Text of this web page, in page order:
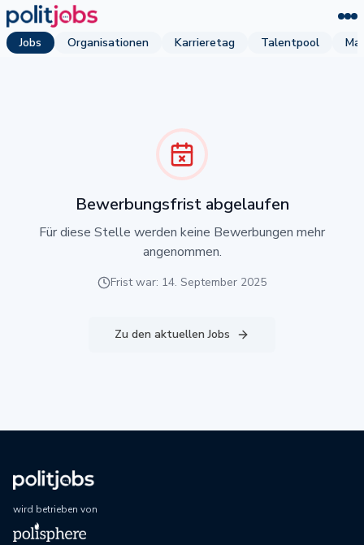
Jobs Organisationen Karrieretag Talentpool
Bewerbungsfrist abgelaufen
Für diese Stelle werden keine Bewerbungen mehr
angenommen.
Frist war: 14. September 2025
Zu den aktuellen Jobs
wird betrieben von